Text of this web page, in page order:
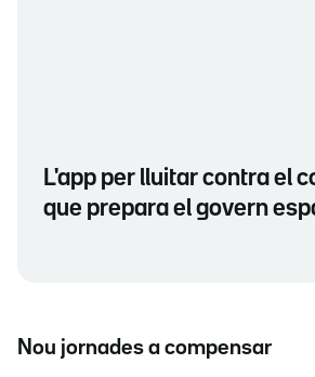
L'app per lluitar contra el
que prepara el govern
Nou jornades a compensar